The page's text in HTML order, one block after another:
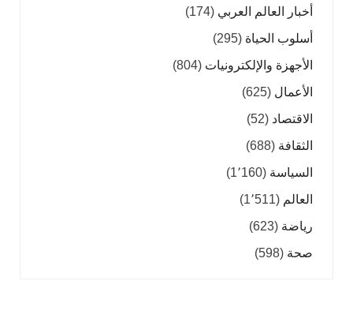
أخبار العالم العربي (174)
أسلوب الحياة (295)
الأجهزة والإلكترونيات (804)
الأعمال (625)
الاقتصاد (52)
الثقافة (688)
السياسة (1٬160)
العالم (1٬511)
رياضة (623)
صحة (598)